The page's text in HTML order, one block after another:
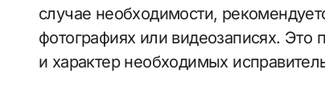
случае необходимости,
фотографиях или видеозаписях.
и характер необходимых